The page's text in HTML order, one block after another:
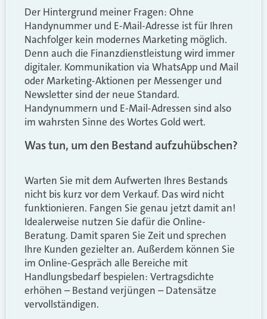
Der Hintergrund meiner Fragen: Ohne
Handynummer und E-Mail-Adresse ist für Ihren
Nachfolger kein modernes Marketing möglich.
Denn auch die Finanzdienstleistung wird immer
digitaler. Kommunikation via WhatsApp und Mail
oder Marketing-Aktionen per Messenger und
Newsletter sind der neue Standard.
Handynummern und E-Mail-Adressen sind also
im wahrsten Sinne des Wortes Gold wert.
Was tun, um den Bestand aufzuhübschen?
Warten Sie mit dem Aufwerten Ihres Bestands
nicht bis kurz vor dem Verkauf. Das wird nicht
funktionieren. Fangen Sie genau jetzt damit an!
Idealerweise nutzen Sie dafür die Online-
Beratung. Damit sparen Sie Zeit und sprechen
Ihre Kunden gezielter an. Außerdem können Sie
im Online-Gespräch alle Bereiche mit
Handlungsbedarf bespielen: Vertragsdichte
erhöhen – Bestand verjüngen – Datensätze
vervollständigen.